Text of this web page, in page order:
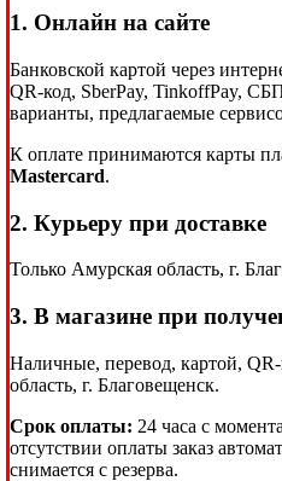
1. Онлайн на сайте
Банковской картой через
QR-код, SberPay, TinkoffPay,
варианты, предлагаемые
К оплате принимаются карты
Mastercard.
2. Курьеру при доставке
Только Амурская область, г.
3. В магазине при
Наличные, перевод, картой,
область, г. Благовещенск.
Срок оплаты: 24 часа с
отсутствии оплаты заказ
снимается с резерва.